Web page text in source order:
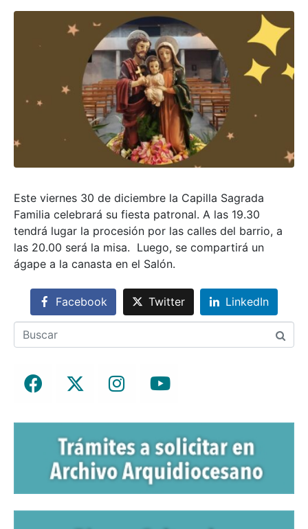
Este viernes 30 de diciembre la Capilla Sagrada
Familia celebrará su fiesta patronal. A las 19.30
tendrá lugar la procesión por las calles del barrio, a
las 20.00 será la misa. Luego, se compartirá un
ágape a la canasta en el Salón.
Facebook Twitter LinkedIn